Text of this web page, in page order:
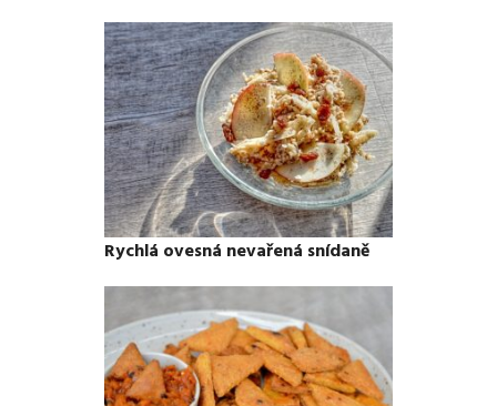
Rychlá ovesná nevařená snídaně